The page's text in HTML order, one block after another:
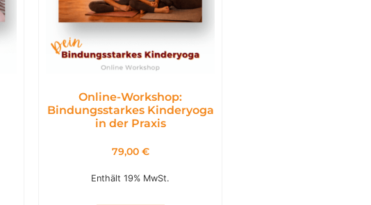
Online-Workshop:
Bindungsstarkes Kinderyoga
in der Praxis
79,00 €
Enthält 19% MwSt.